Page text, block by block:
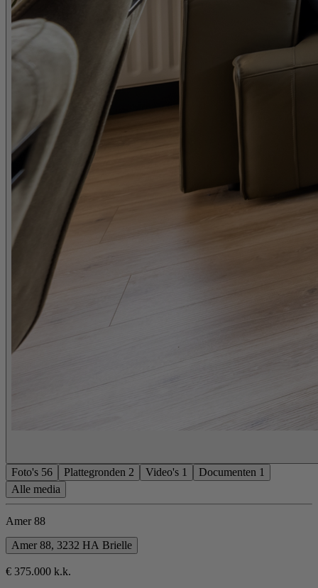
Foto's 56 Plattegronden 2 Video's 1 Documenten 1
Alle media
Amer 88
Amer 88, 3232 HA Brielle
€ 375.000 k.k.